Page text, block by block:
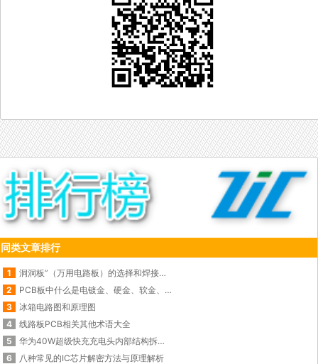
同类文章排行
1
洞洞板”（万用电路板）的选择和焊接使用技巧
2
PCB板中什么是电镀金、硬金、软金、化金、闪金？
3
冰箱电路图和原理图
4
线路板PCB相关其他术语大全
5
华为40W超级快充充电头内部结构拆解图
6
八种常见的IC芯片解密方法与原理解析